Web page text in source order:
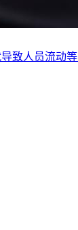
致人员流动